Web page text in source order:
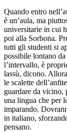
Quando entro
è un’aula, ma
universitarie in cui
poi alla Sorbona.
tutti gli studenti si
possibile lontano
l’intervallo, è
lassù, dicono.
le scalette
guardare da vicino,
una lingua che per
imparando.
in italiano,
pensano.